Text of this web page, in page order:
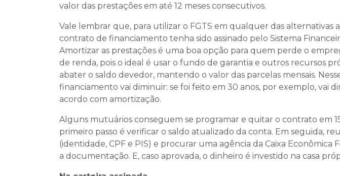
valor das prestações em até 12 meses consecutivos.
Vale lembrar que, para utilizar o FGTS em qualquer das alternativas
contrato de financiamento tenha sido assinado pelo Sistema
Amortizar as prestações é uma boa opção para quem perde o
de renda, pois o ideal é usar o fundo de garantia e outros recursos
abater o saldo devedor, mantendo o valor das parcelas mensais.
financiamento vai diminuir: se foi feito em 30 anos, por exemplo, vai
acordo com amortização.
Alguns mutuários conseguem se programar e quitar o contrato em
primeiro passo é verificar o saldo atualizado da conta. Em seguida,
(identidade, CPF e PIS) e procurar uma agência da Caixa Econômica
a documentação. E, caso aprovada, o dinheiro é investido na casa